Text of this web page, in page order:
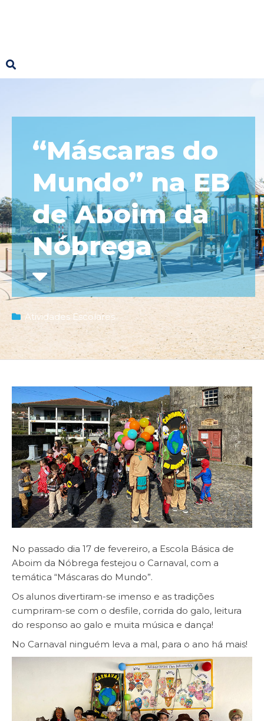
“Máscaras do
Mundo” na EB
de Aboim da
Nóbrega
Atividades Escolares
No passado dia 17 de fevereiro, a Escola Básica de
Aboim da Nóbrega festejou o Carnaval, com a
temática “Máscaras do Mundo”.
Os alunos divertiram-se imenso e as tradições
cumpriram-se com o desfile, corrida do galo, leitura
do responso ao galo e muita música e dança!
No Carnaval ninguém leva a mal, para o ano há mais!